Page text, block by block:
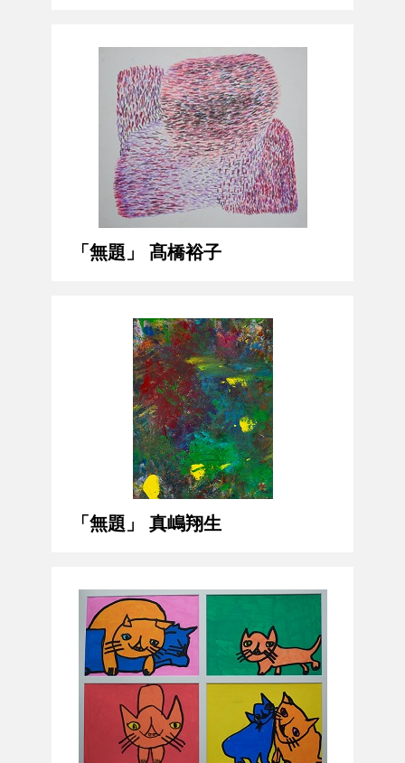
「無題」 髙橋裕子
「無題」 真嶋翔生